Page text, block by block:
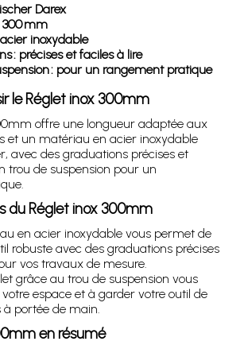
Darex
300 mm
inoxydable
: précises et faciles à lire
: pour un rangement pratique
le Réglet inox 300mm
offre une longueur adaptée aux
et un matériau en acier inoxydable
avec des graduations précises et
trou de suspension pour un
du Réglet inox 300mm
en acier inoxydable vous permet de
robuste avec des graduations précises
vos travaux de mesure.
grâce au trou de suspension vous
espace et à garder votre outil de
portée de main.
en résumé